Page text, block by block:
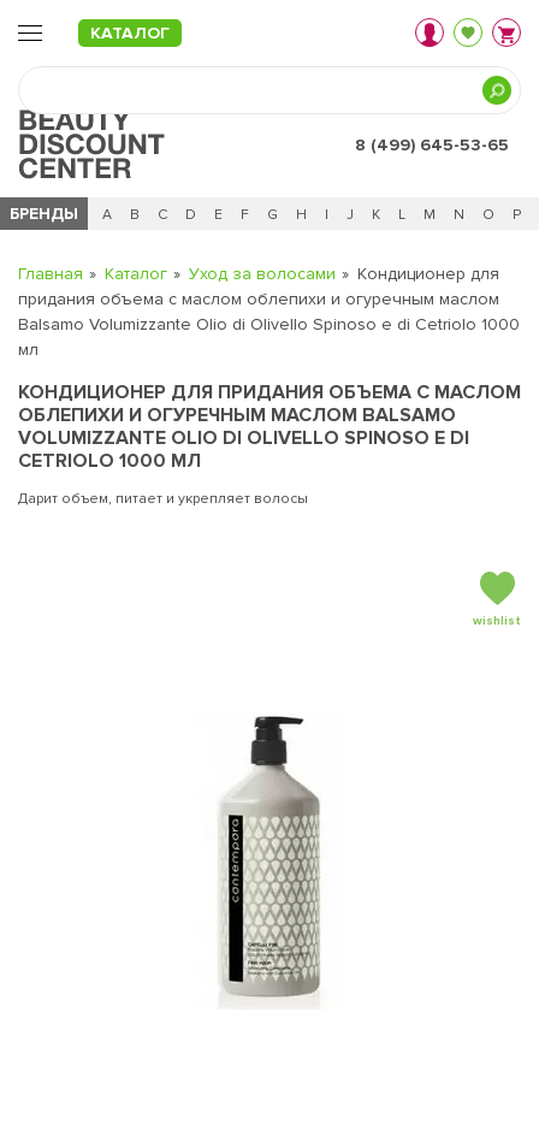
КАТАЛОГ
8 (499) 645-53-65
БРЕНДЫ
Ч 0 - 9 A B C D E F G H I J K L M N O P
Главная Каталог Уход за волосами
Кондиционер для
придания объема с маслом облепихи и огуречным маслом
Balsamo Volumizzante Olio di Olivello Spinoso e di Cetriolo 1000
мл
КОНДИЦИОНЕР ДЛЯ ПРИДАНИЯ ОБЪЕМА С МАСЛОМ
ОБЛЕПИХИ И ОГУРЕЧНЫМ МАСЛОМ BALSAMO
VOLUMIZZANTE OLIO DI OLIVELLO SPINOSO E DI
CETRIOLO 1000 МЛ
Дарит объем, питает и укрепляет волосы
wishlist